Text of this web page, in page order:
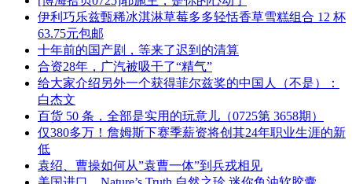
伊利巧乐兹甄稀冰淇淋草莓多多轻恬香草雪糕组合 12 杯
63.75元包邮
十年前的国产剧，等来了迟到的清算
合资28年，广汽被吸干了“精气”
给大家介绍另外一个获得菲尔兹奖的中国人（不是）：
白杰文
百货 50 条，全部是实用的玩意儿（0725第 3658期）
仅380多万！詹姆斯下赛季薪资将创其24年职业生涯的新
低
袁绍、曹操如何从”袁曹一体”到兵戎相见